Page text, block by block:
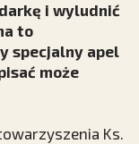
i wyludnić
to
specjalny apel
może
Ks.